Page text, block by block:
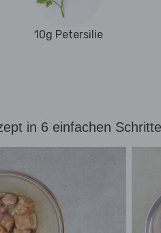
10g Petersilie
in 6 einfachen